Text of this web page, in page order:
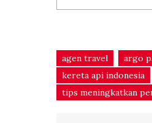
agen travel argo
kereta api indonesia
tips meningkatkan